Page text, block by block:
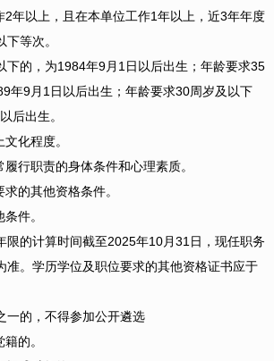
2年以上，且在本单位工作1年以上，近3年年度
等次。
下的，为1984年9月1日以后出生；年龄要求35
年9月1日以后出生；年龄要求30周岁及以下
后出生。
化程度。
行职责的身体条件和心理素质。
的其他资格条件。
件。
限的计算时间截至2025年10月31日，现任职务
准。学历学位及职位要求的其他资格证书应于
一的，不得参加公开遴选
的。